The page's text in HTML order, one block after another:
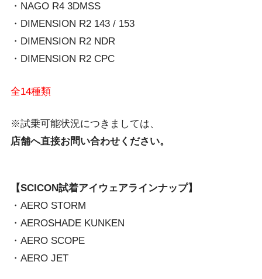
・NAGO R4 3DMSS
・DIMENSION R2 143 / 153
・DIMENSION R2 NDR
・DIMENSION R2 CPC
全14種類
※試乗可能状況につきましては、
店舗へ直接お問い合わせください。
【SCICON試着アイウェアラインナップ】
・AERO STORM
・AEROSHADE KUNKEN
・AERO SCOPE
・AERO JET